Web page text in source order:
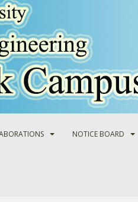
NOTICE BOARD